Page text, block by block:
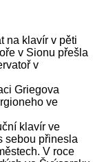
na klavír v pěti
v Sionu přešla
v
Griegova
ve
klavír ve
sebou přinesla
V roce